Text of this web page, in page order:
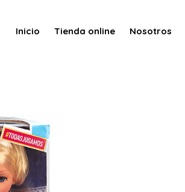
Inicio Tienda online Nosotros